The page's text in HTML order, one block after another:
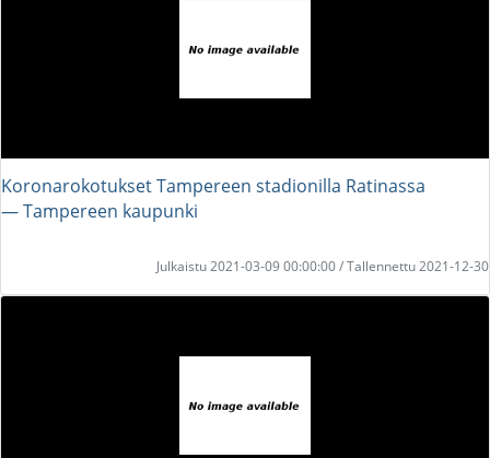
Koronarokotukset Tampereen stadionilla Ratinassa
― Tampereen kaupunki
Julkaistu 2021-03-09 00:00:00 / Tallennettu 2021-12-30